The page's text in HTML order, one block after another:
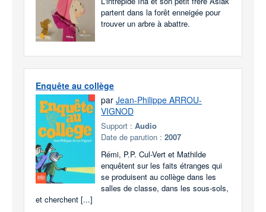
partent dans la forêt enneigée pour
trouver un arbre à abattre.
Enquête au collège
par Jean-Philippe ARROU-
VIGNOD
Support : Audio
Date de parution : 2007
Rémi, P.P. Cul-Vert et Mathilde
enquêtent sur les faits étranges qui
se produisent au collège dans les
salles de classe, dans les sous-sols,
et cherchent [...]